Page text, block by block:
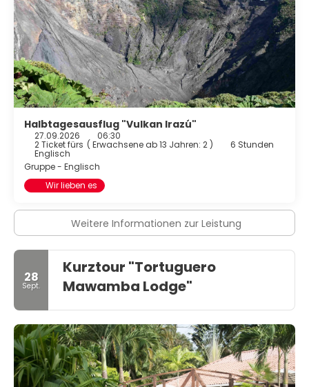
Halbtagesausflug "Vulkan Irazú"
27.09.2026 06:30
2 Ticket fürs ( Erwachsene ab 13 Jahren: 2 ) 6 Stunden
Englisch
Gruppe - Englisch
Wir lieben es
Weitere Informationen zur Leistung
28
Sept.
Kurztour "Tortuguero
Mawamba Lodge"